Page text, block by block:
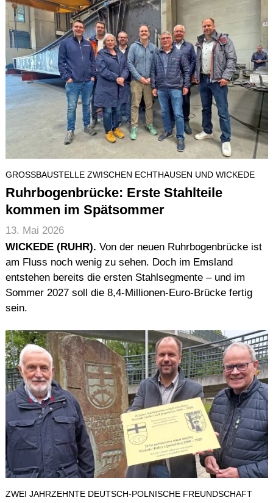
GROSSBAUSTELLE ZWISCHEN ECHTHAUSEN UND WICKEDE
Ruhrbogenbrücke: Erste Stahlteile
kommen im Spätsommer
13. Mai 2026
WICKEDE (RUHR). Von der neuen Ruhrbogenbrücke ist
am Fluss noch wenig zu sehen. Doch im Emsland
entstehen bereits die ersten Stahlsegmente – und im
Sommer 2027 soll die 8,4-Millionen-Euro-Brücke fertig
sein.
ZWEI JAHRZEHNTE DEUTSCH-POLNISCHE FREUNDSCHAFT